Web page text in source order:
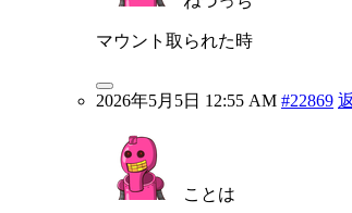
マウント取られた時
2026年5月5日 12:55 AM #22869
ことは